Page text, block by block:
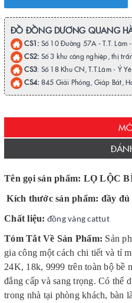
ĐỒ ĐỒNG DƯƠNG QUANG
CS1: Số 10 Đường 57A - T.T. Lâm
CS2: Số 3 khu công nghiệp, thị
CS3: Số 18 Khu CN, T.T.Lâm - Ý
CS4: 845 Giải Phóng, Giáp Bát,
Tên gọi sản phẩm: LỌ LỘC
Kích thước sản phẩm: đầy
Chất liệu: đồng vàng cattut
Tóm Tắt Về Sản Phẩm: Sản
gia công một cách chi tiết và tỉ
24K, 18k, 9999 trên toàn bộ bề
đẳng cấp và sang trọng. Có thể
trong nhà tại phòng khách, bàn